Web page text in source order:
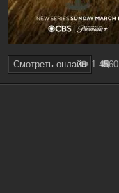
Смотреть онлайн 1 4560